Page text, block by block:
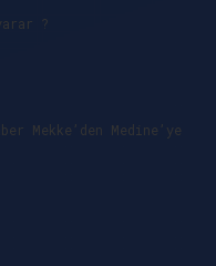
?
Mekke’den Medine’ye